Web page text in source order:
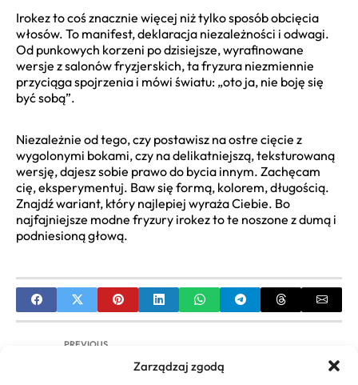
Zarządzaj zgodą
Irokez to coś znacznie więcej niż tylko sposób obcięcia
włosów. To manifest, deklaracja niezależności i odwagi.
Od punkowych korzeni po dzisiejsze, wyrafinowane
wersje z salonów fryzjerskich, ta fryzura niezmiennie
przyciąga spojrzenia i mówi światu: „oto ja, nie boję się
być sobą”.
Niezależnie od tego, czy postawisz na ostre cięcie z
wygolonymi bokami, czy na delikatniejszą, teksturowaną
wersję, dajesz sobie prawo do bycia innym. Zachęcam
cię, eksperymentuj. Baw się formą, kolorem, długością.
Znajdź wariant, który najlepiej wyraża Ciebie. Bo
najfajniejsze modne fryzury irokez to te noszone z dumą i
podniesioną głową.
PREVIOUS
Doczepiane Włosy Naturalne: Przewodnik po